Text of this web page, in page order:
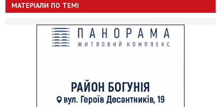
МАТЕРІАЛИ ПО ТЕМІ